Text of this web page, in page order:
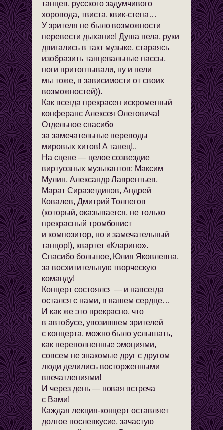
танцев, русского задумчивого
хоровода, твиста, квик-степа…
У зрителя не было возможности
перевести дыхание! Душа пела, руки
двигались в такт музыке, стараясь
изобразить танцевальные пассы,
ноги притоптывали, ну и пели
мы тоже, в зависимости от своих
возможностей)).
Как всегда прекрасен искрометный
конферанс Алексея Олеговича!
Отдельное спасибо
за замечательные переводы
мировых хитов! А танец!..
На сцене — целое созвездие
виртуозных музыкантов: Максим
Мулин, Александр Лаврентьев,
Марат Сиразетдинов, Андрей
Ковалев, Дмитрий Толпегов
(который, оказывается, не только
прекрасный тромбонист
и композитор, но и замечательный
танцор!), квартет «Кларино».
Спасибо большое, Юлия Яковлевна,
за восхитительную творческую
команду!
Концерт состоялся — и навсегда
остался с нами, в нашем сердце…
И как же это прекрасно, что
в автобусе, увозившем зрителей
с концерта, можно было услышать,
как переполненные эмоциями,
совсем не знакомые друг с другом
люди делились восторженными
впечатлениями!
И через день — новая встреча
с Вами!
Каждая лекция-концерт оставляет
долгое послевкусие, зачастую